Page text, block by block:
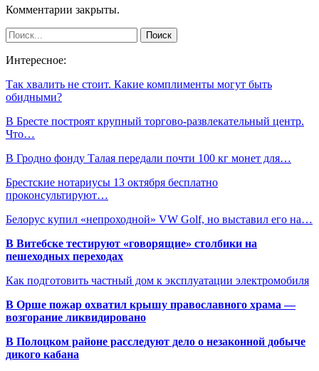
Комментарии закрыты.
Интересное:
Так хвалить не стоит. Какие комплименты могут быть
обидными?
В Бресте построят крупный торгово-развлекательный центр.
Что…
В Гродно фонду Талая передали почти 100 кг монет для…
Брестские нотариусы 13 октября бесплатно
проконсультируют…
Белорус купил «непроходной» VW Golf, но выставил его на…
В Витебске тестируют «говорящие» столбики на
пешеходных переходах
Как подготовить частный дом к эксплуатации электромобиля
В Орше пожар охватил крышу православного храма —
возгорание ликвидировано
В Полоцком районе расследуют дело о незаконной добыче
дикого кабана